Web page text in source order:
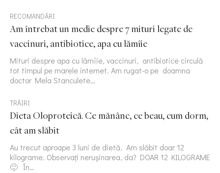
RECOMANDĂRI
Am întrebat un medic despre 7 mituri legate de
vaccinuri, antibiotice, apa cu lămîie
Mituri despre apa cu lămîie, vaccinuri, antibiotice circulă
tot timpul pe marele internet. Am rugat-o pe doamna
doctor Mela Stanculete…
TRĂIRI
Dieta Oloproteică. Ce mănânc, ce beau, cum dorm,
cât am slăbit
Au trecut aproape 3 luni de dietă. Am slăbit doar 12
kilograme. Observați nerușinarea, da? DOAR 12 KILOGRAME
🙂 În…